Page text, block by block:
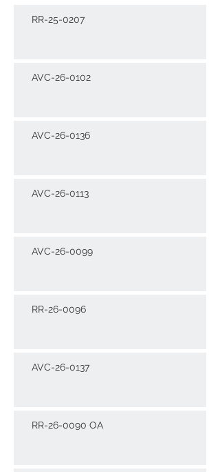
RR-25-0207
AVC-26-0102
AVC-26-0136
AVC-26-0113
AVC-26-0099
RR-26-0096
AVC-26-0137
RR-26-0090 OA